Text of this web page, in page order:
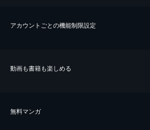
アカウントごとの機能制限設定
動画も書籍も楽しめる
無料マンガ